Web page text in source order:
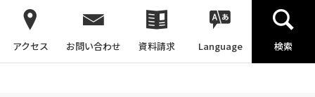
アクセス お問い合わせ 資料請求 Language 検索